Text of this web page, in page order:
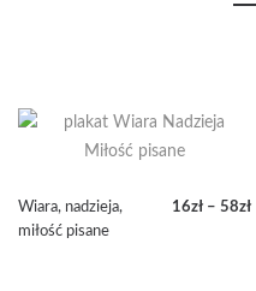
Wiara, nadzieja,
miłość pisane
16zł – 58zł